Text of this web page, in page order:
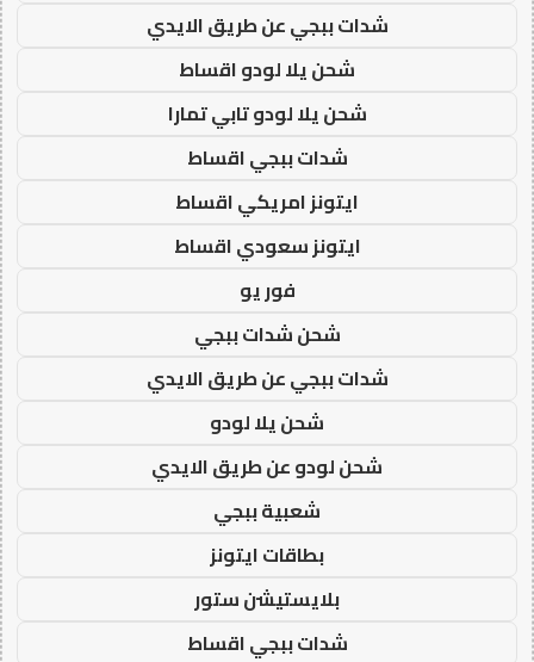
شدات ببجي عن طريق الايدي
شحن يلا لودو اقساط
شحن يلا لودو تابي تمارا
شدات ببجي اقساط
ايتونز امريكي اقساط
ايتونز سعودي اقساط
فور يو
شحن شدات ببجي
شدات ببجي عن طريق الايدي
شحن يلا لودو
شحن لودو عن طريق الايدي
شعبية ببجي
بطاقات ايتونز
بلايستيشن ستور
شدات ببجي اقساط